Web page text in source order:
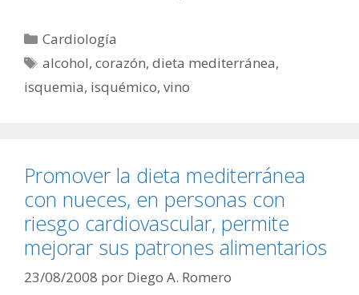
Categorías
Cardiología
Etiquetas
alcohol,corazón,dieta mediterránea,
isquemia, isquémico, vino
Promover la dieta mediterránea
con nueces, en personas con
riesgo cardiovascular, permite
mejorar sus patrones alimentarios
23/08/2008 por Diego A. Romero